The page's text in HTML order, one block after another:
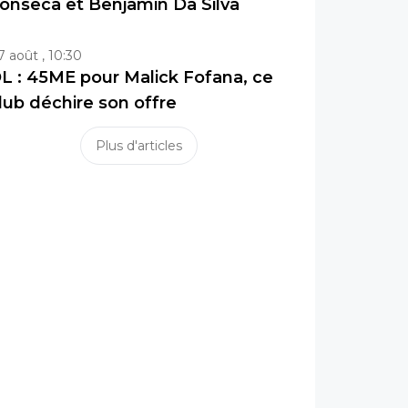
et Benjamin Da Silva
août , 10:30
: 45ME pour Malick Fofana, ce
déchire son offre
Plus d'articles